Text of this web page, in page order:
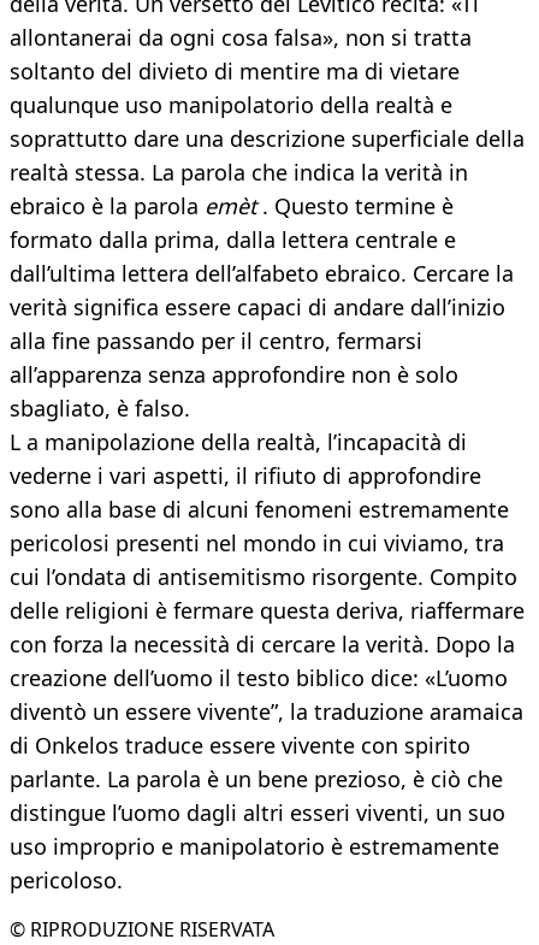
allontanerai da ogni cosa falsa», non si tratta
soltanto del divieto di mentire ma di vietare
qualunque uso manipolatorio della realtà e
soprattutto dare una descrizione superficiale della
realtà stessa. La parola che indica la verità in
ebraico è la parola emèt. Questo termine è
formato dalla prima, dalla lettera centrale e
dall’ultima lettera dell’alfabeto ebraico. Cercare la
verità significa essere capaci di andare dall’inizio
alla fine passando per il centro, fermarsi
all’apparenza senza approfondire non è solo
sbagliato, è falso.
L a manipolazione della realtà, l’incapacità di
vederne i vari aspetti, il rifiuto di approfondire
sono alla base di alcuni fenomeni estremamente
pericolosi presenti nel mondo in cui viviamo, tra
cui l’ondata di antisemitismo risorgente. Compito
delle religioni è fermare questa deriva, riaffermare
con forza la necessità di cercare la verità. Dopo la
creazione dell’uomo il testo biblico dice: «L’uomo
diventò un essere vivente”, la traduzione aramaica
di Onkelos traduce essere vivente con spirito
parlante. La parola è un bene prezioso, è ciò che
distingue l’uomo dagli altri esseri viventi, un suo
uso improprio e manipolatorio è estremamente
pericoloso.
© RIPRODUZIONE RISERVATA